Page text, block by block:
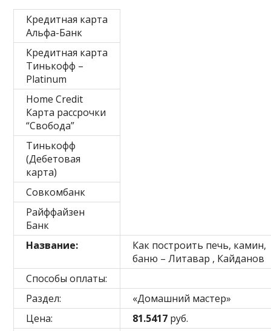
Кредитная карта
Альфа-Банк
Кредитная карта
Тинькофф –
Platinum
Home Credit
Карта рассрочки
“Свобода”
Тинькофф
(Дебетовая
карта)
Совкомбанк
Райффайзен
Банк
Название:
Как построить печь, камин,
баню – Литавар , Кайданов
Способы оплаты:
Раздел:
«Домашний мастер»
Цена:
81.5417 руб.